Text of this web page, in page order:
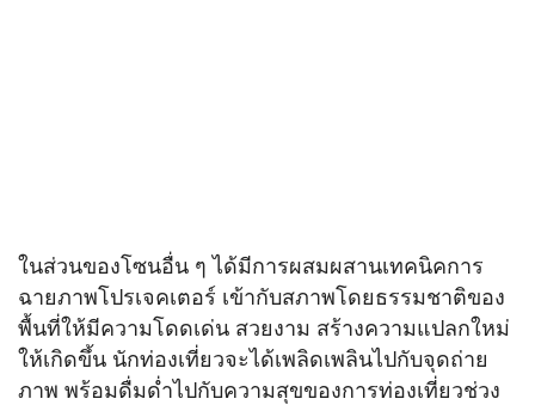
ในส่วนของโซนอื่น ๆ ได้มีการผสมผสานเทคนิคการ
ฉายภาพโปรเจคเตอร์ เข้ากับสภาพโดยธรรมชาติของ
พื้นที่ให้มีความโดดเด่น สวยงาม สร้างความแปลกใหม่
ให้เกิดขึ้น นักท่องเที่ยวจะได้เพลิดเพลินไปกับจุดถ่าย
ภาพ พร้อมดื่มด่ำไปกับความสุขของการท่องเที่ยวช่วง